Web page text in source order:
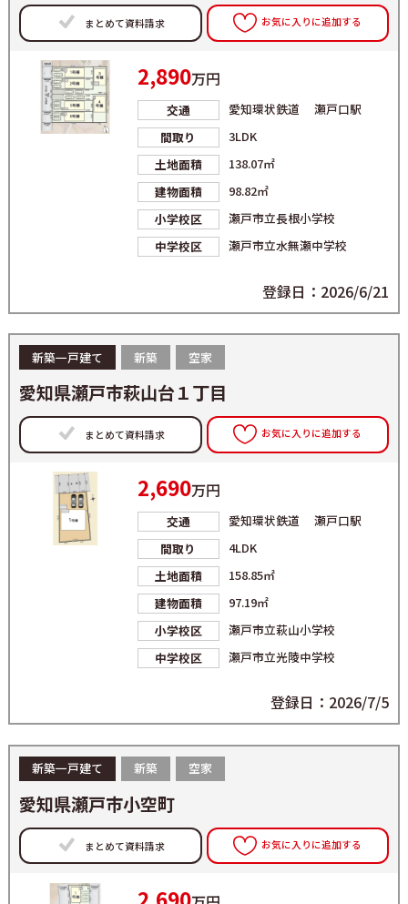
まとめて資料請求 お気に入りに追加する
2,890万円
交通
愛知環状鉄道 瀬戸口駅
間取り
3LDK
土地面積
138.07㎡
建物面積
98.82㎡
小学校区
瀬戸市立長根小学校
中学校区
瀬戸市立水無瀬中学校
登録日：2026/6/21
新築一戸建て 新築 空家
愛知県瀬戸市萩山台１丁目
まとめて資料請求 お気に入りに追加する
2,690万円
交通
愛知環状鉄道 瀬戸口駅
間取り
4LDK
土地面積
158.85㎡
建物面積
97.19㎡
小学校区
瀬戸市立萩山小学校
中学校区
瀬戸市立光陵中学校
登録日：2026/7/5
新築一戸建て 新築 空家
愛知県瀬戸市小空町
まとめて資料請求 お気に入りに追加する